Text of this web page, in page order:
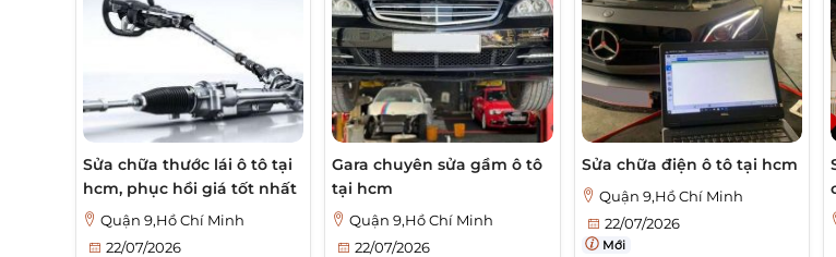
Sửa chữa thước lái ô tô tại
hcm, phục hồi giá tốt nhất
Quận 9,Hồ Chí Minh
22/07/2026
Gara chuyên sửa gầm ô tô
tại hcm
Quận 9,Hồ Chí Minh
22/07/2026
Sửa chữa điện ô tô tại hcm
Quận 9,Hồ Chí Minh
22/07/2026
Mới